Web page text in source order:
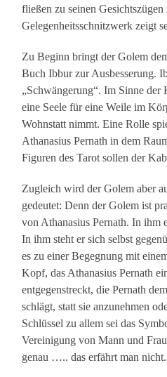
fließen zu seinen Gesichtszügen
Gelegenheitsschnitzwerk zeigt
Zu Beginn bringt der Golem
Buch Ibbur zur Ausbesserung.
„Schwängerung“. Im Sinne der
eine Seele für eine Weile im
Wohnstatt nimmt. Eine Rolle
Athanasius Pernath in dem
Figuren des Tarot sollen der
Zugleich wird der Golem aber
gedeutet: Denn der Golem ist
von Athanasius Pernath. In ihm
In ihm steht er sich selbst
es zu einer Begegnung mit
Kopf, das Athanasius Pernath
entgegenstreckt, die Pernath
schlägt, statt sie anzunehmen
Schlüssel zu allem sei das
Vereinigung von Mann und
genau ….. das erfährt man nicht.